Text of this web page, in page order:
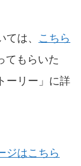
は、
こちら
てもらいた
ーリー」に詳
ジはこちら